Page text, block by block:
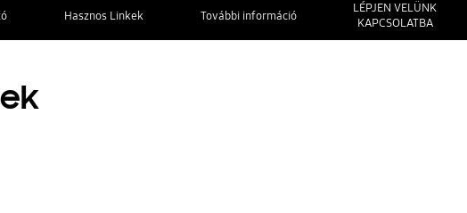
Hasznos Linkek További információ
LÉPJEN VELÜNK
KAPCSOLATBA